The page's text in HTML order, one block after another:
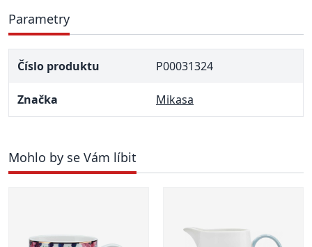
Parametry
Číslo produktu P00031324
Značka Mikasa
Mohlo by se Vám líbit